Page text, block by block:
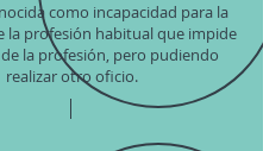
como incapacidad para la
la profesión habitual que impide
la profesión, pero pudiendo
realizar otro oficio.